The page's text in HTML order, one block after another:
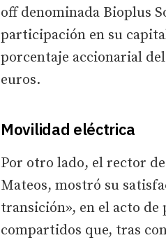
off denominada Bioplus
participación en su
porcentaje accionarial
euros.
Movilidad eléctrica
Por otro lado, el rector
Mateos, mostró su
transición», en el acto de
compartidos que, tras